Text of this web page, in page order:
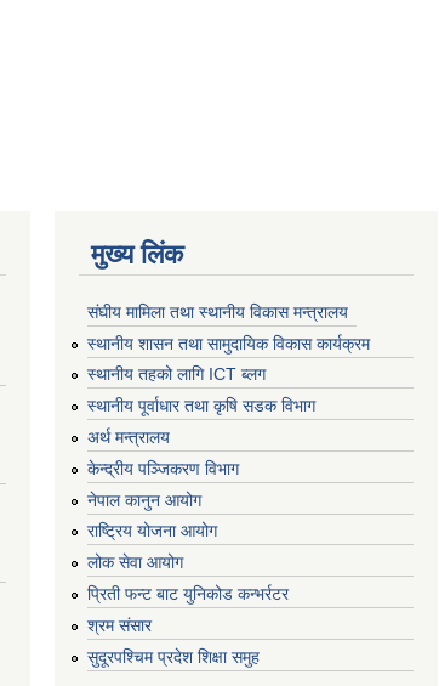
मुख्य लिंक
संघीय मामिला तथा स्थानीय विकास मन्त्रालय
स्थानीय शासन तथा सामुदायिक विकास कार्यक्रम
स्थानीय तहको लागि ICT ब्लग
स्थानीय पूर्वाधार तथा कृषि सडक विभाग
अर्थ मन्त्रालय
केन्द्रीय पञ्जिकरण विभाग
नेपाल कानुन आयोग
राष्ट्रिय योजना आयोग
लोक सेवा आयोग
प्रिती फन्ट बाट युनिकोड कन्भर्रटर
श्रम संसार
सुदूरपश्चिम प्रदेश शिक्षा समुह